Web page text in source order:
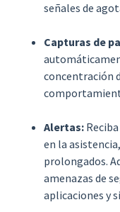
señales de
Capturas de
concentración
Alertas:
en la
prolongados.
amenazas de
aplicaciones y